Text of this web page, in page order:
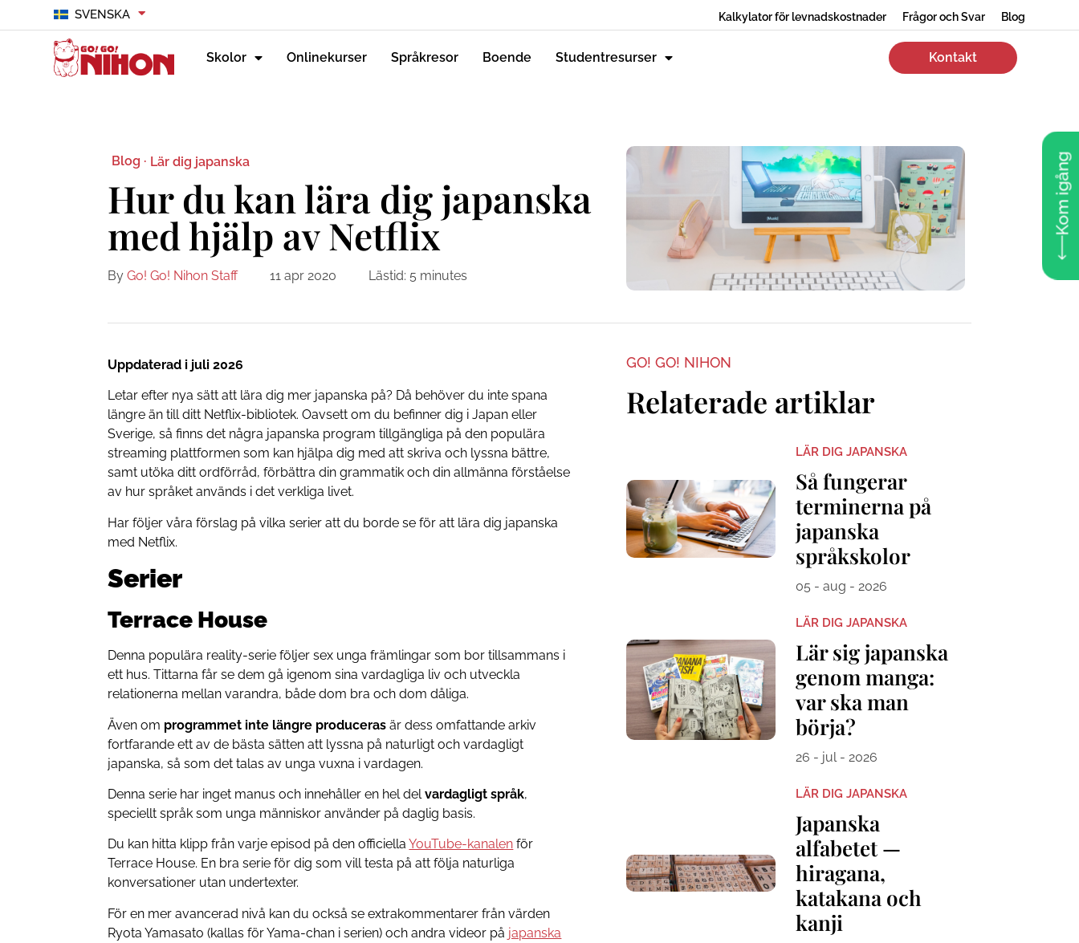
SVENSKA Kalkylator för levnadskostnader Frågor och Svar Blog
Skolor Onlinekurser Språkresor Boende Studentresurser Kontakt
Kom igång
Blog · Lär dig japanska
Hur du kan lära dig japanska
med hjälp av Netflix
By Go! Go! Nihon Staff 11 apr 2020 Lästid: 5 minutes
Uppdaterad i juli 2026
Letar efter nya sätt att lära dig mer japanska på? Då behöver du inte spana
längre än till ditt Netflix-bibliotek. Oavsett om du befinner dig i Japan eller
Sverige, så finns det några japanska program tillgängliga på den populära
streaming plattformen som kan hjälpa dig med att skriva och lyssna bättre,
samt utöka ditt ordförråd, förbättra din grammatik och din allmänna förståelse
av hur språket används i det verkliga livet.
Har följer våra förslag på vilka serier att du borde se för att lära dig japanska
med Netflix.
Serier
Terrace House
Denna populära reality-serie följer sex unga främlingar som bor tillsammans i
ett hus. Tittarna får se dem gå igenom sina vardagliga liv och utveckla
relationerna mellan varandra, både dom bra och dom dåliga.
Även om programmet inte längre produceras är dess omfattande arkiv
fortfarande ett av de bästa sätten att lyssna på naturligt och vardagligt
japanska, så som det talas av unga vuxna i vardagen.
Denna serie har inget manus och innehåller en hel delvardagligt språk,
speciellt språk som unga människor använder på daglig basis.
Du kan hitta klipp från varje episod på den officiellaYouTube-kanalen för
Terrace House. En bra serie för dig som vill testa på att följa naturliga
konversationer utan undertexter.
För en mer avancerad nivå kan du också se extrakommentarer från värden
Ryota Yamasato (kallas för Yama-chan i serien) och andra videor på japanska
GO! GO! NIHON
Relaterade artiklar
LÄR DIG JAPANSKA
Så fungerar
terminerna på
japanska
språkskolor
05 - aug - 2026
LÄR DIG JAPANSKA
Lär sig japanska
genom manga:
var ska man
börja?
26 - jul - 2026
LÄR DIG JAPANSKA
Japanska
alfabetet —
hiragana,
katakana och
kanji